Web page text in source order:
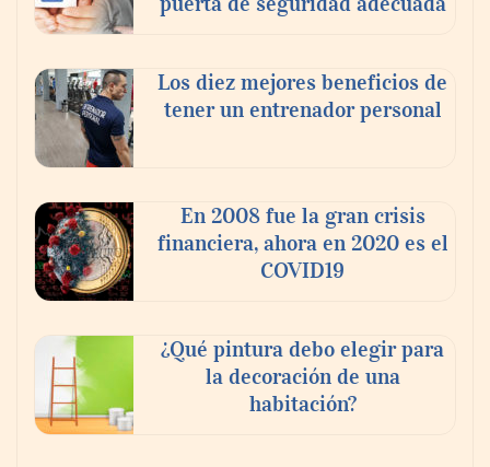
Los diez mejores beneficios de
tener un entrenador personal
En 2008 fue la gran crisis
financiera, ahora en 2020 es el
COVID19
¿Qué pintura debo elegir para
la decoración de una
habitación?